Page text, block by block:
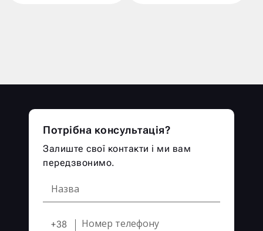
Потрібна консультація?
Залиште свої контакти і ми вам
передзвонимо.
+38